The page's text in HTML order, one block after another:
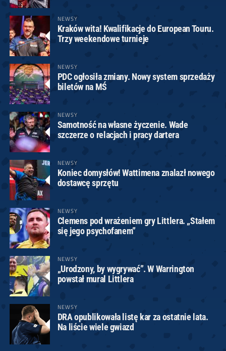
NEWSY
Kraków wita! Kwalifikacje do European Touru.
Trzy weekendowe turnieje
NEWSY
PDC ogłosiła zmiany. Nowy system sprzedaży
biletów na MŚ
NEWSY
Samotność na własne życzenie. Wade
szczerze o relacjach i pracy dartera
NEWSY
Koniec domysłów! Wattimena znalazł nowego
dostawcę sprzętu
NEWSY
Clemens pod wrażeniem gry Littlera. „Stałem
się jego psychofanem”
NEWSY
„Urodzony, by wygrywać”. W Warrington
powstał mural Littlera
NEWSY
DRA opublikowała listę kar za ostatnie lata.
Na liście wiele gwiazd